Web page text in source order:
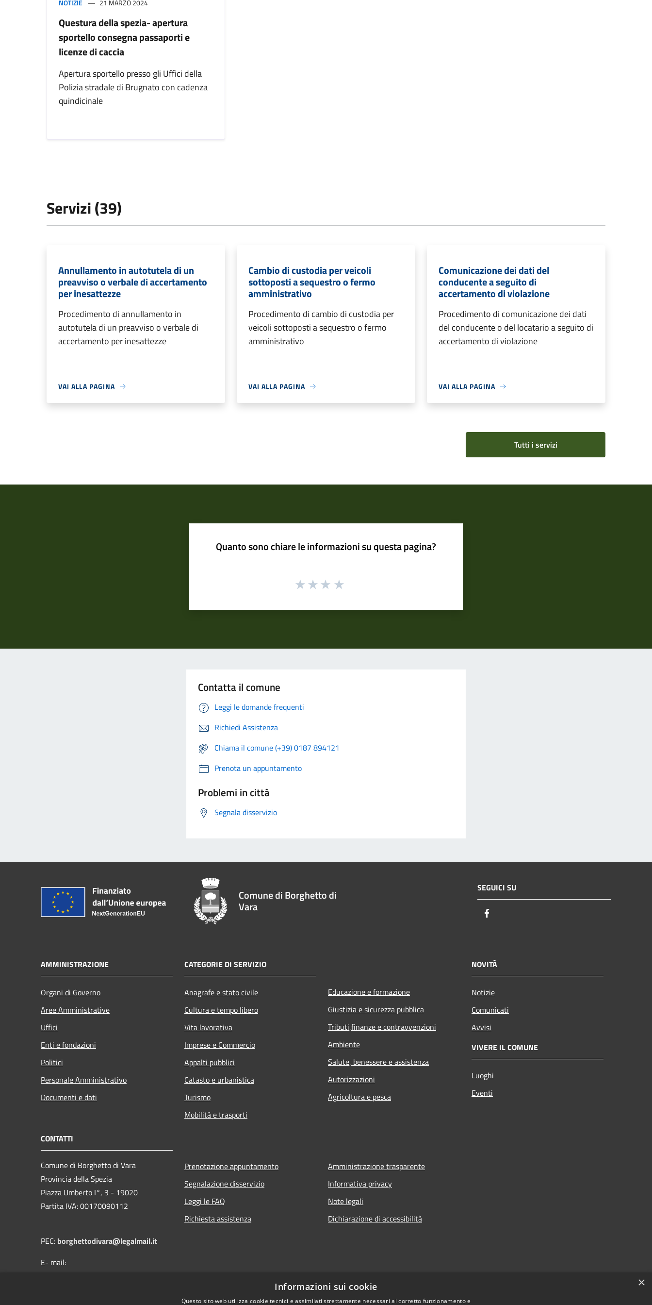
NOTIZIE 21 MARZO 2024
Questura della spezia- apertura
sportello consegna passaporti e
licenze di caccia
Apertura sportello presso gli Uffici della
Polizia stradale di Brugnato con cadenza
quindicinale
Servizi (39)
Annullamento in autotutela di un
preavviso o verbale di accertamento
per inesattezze
Procedimento di annullamento in
autotutela di un preavviso o verbale di
accertamento per inesattezze
VAI ALLA PAGINA
Cambio di custodia per veicoli
sottoposti a sequestro o fermo
amministrativo
Procedimento di cambio di custodia per
veicoli sottoposti a sequestro o fermo
amministrativo
VAI ALLA PAGINA
Comunicazione dei dati del
conducente a seguito di
accertamento di violazione
Procedimento di comunicazione dei dati
del conducente o del locatario a seguito di
accertamento di violazione
VAI ALLA PAGINA
Tutti i servizi
Quanto sono chiare le informazioni su questa pagina?
Contatta il comune
Leggi le domande frequenti
Richiedi Assistenza
Chiama il comune (+39) 0187 894121
Prenota un appuntamento
Problemi in città
Segnala disservizio
Comune di Borghetto di
Vara
SEGUICI SU
AMMINISTRAZIONE
Organi di Governo
Aree Amministrative
Uffici
Enti e fondazioni
Politici
Personale Amministrativo
Documenti e dati
CATEGORIE DI SERVIZIO
Anagrafe e stato civile
Cultura e tempo libero
Vita lavorativa
Imprese e Commercio
Appalti pubblici
Catasto e urbanistica
Turismo
Mobilità e trasporti
Educazione e formazione
Giustizia e sicurezza pubblica
Tributi,finanze e contravvenzioni
Ambiente
Salute, benessere e assistenza
Autorizzazioni
Agricoltura e pesca
NOVITÀ
Notizie
Comunicati
Avvisi
VIVERE IL COMUNE
Luoghi
Eventi
CONTATTI
Comune di Borghetto di Vara
Provincia della Spezia
Piazza Umberto I°, 3 - 19020
Partita IVA: 00170090112
PEC: borghettodivara@legalmail.it
E- mail:
Prenotazione appuntamento
Segnalazione disservizio
Leggi le FAQ
Richiesta assistenza
Amministrazione trasparente
Informativa privacy
Note legali
Dichiarazione di accessibilità
×
Informazioni sui cookie
Questo sito web utilizza cookie tecnici e assimilati strettamente necessari al corretto funzionamento e